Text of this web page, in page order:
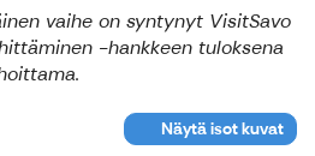
vaihe on syntynyt VisitSavo
-hankkeen tuloksena
Näytä isot kuvat